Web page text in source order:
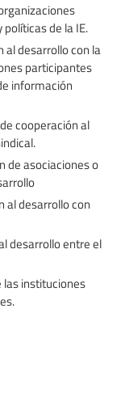
de la IE.
al desarrollo con la
participantes
información
cooperación al
de asociaciones o
al desarrollo con
desarrollo entre el
las instituciones